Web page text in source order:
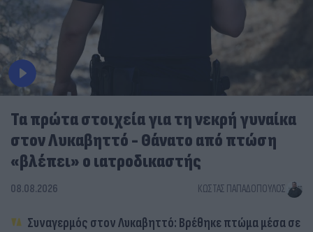
Τα πρώτα στοιχεία για τη νεκρή γυναίκα
στον Λυκαβηττό - Θάνατο από πτώση
«βλέπει» ο ιατροδικαστής
08.08.2026 ΚΏΣΤΑΣ ΠΑΠΑΔΌΠΟΥΛΟΣ
Συναγερμός στον Λυκαβηττό: Βρέθηκε πτώμα μέσα σε